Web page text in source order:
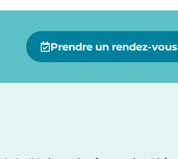
Prendre un rendez-